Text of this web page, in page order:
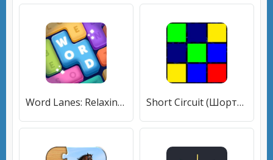
Word Lanes: Relaxing Puzzles (Ворд Лейнс) [МОД Много денег] APK Android Short Circuit (Шортциркит) [МОД Unlocked] APK Android